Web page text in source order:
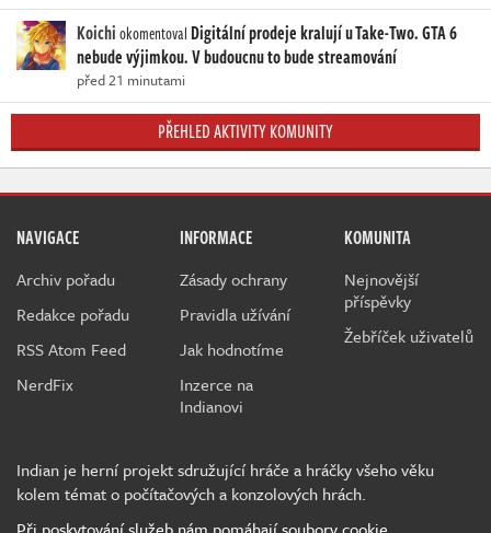
Koichiokomentoval Digitální prodeje kralují u Take-Two. GTA 6
nebude výjimkou. V budoucnu to bude streamování
před 21 minutami
PŘEHLED AKTIVITY KOMUNITY
NAVIGACE
Archiv pořadu
Redakce pořadu
RSS Atom Feed
NerdFix
INFORMACE
Zásady ochrany
Pravidla užívání
Jak hodnotíme
Inzerce na
Indianovi
KOMUNITA
Nejnovější
příspěvky
Žebříček uživatelů
Indian je herní projekt sdružující hráče a hráčky všeho věku
kolem témat o počítačových a konzolových hrách.